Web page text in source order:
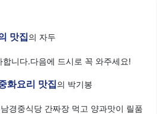
맛집의 자두
니다.다음에 드시로 꼭 와주세요!
화요리 맛집의 박기봉
경중식당 간짜장 먹고 양과맛이 릴품